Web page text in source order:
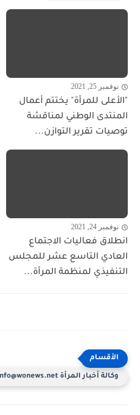
نوفمبر 25, 2021
"الأعلى للمرأة" يختتم أعمال
المنتدى الوطني لمناقشة
توصيات تقرير التوازن...
نوفمبر 24, 2021
انطلاق فعاليات الاجتماع
العادي التاسع عشر للمجلس
التنفيذي لمنظمة المرأة...
وكالة أخبار المرأة www.wonews.net info@wonews.net